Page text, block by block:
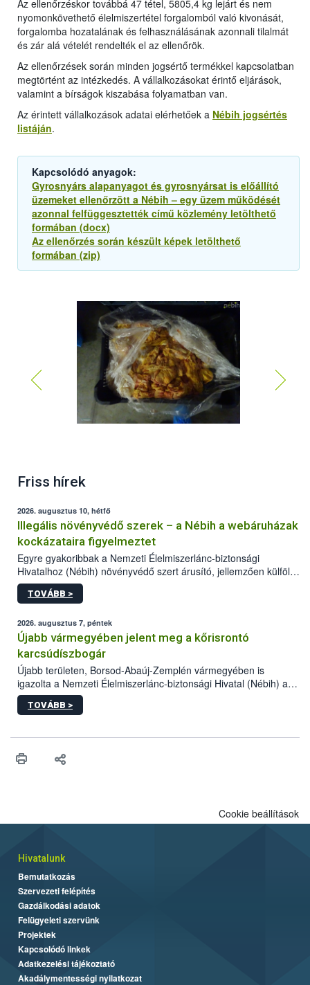
Az ellenőrzéskor továbbá 47 tétel, 5805,4 kg lejárt és nem
nyomonkövethető élelmiszertétel forgalomból való kivonását,
forgalomba hozatalának és felhasználásának azonnali tilalmát
és zár alá vételét rendelték el az ellenőrök.
Az ellenőrzések során minden jogsértő termékkel kapcsolatban
megtörtént az intézkedés. A vállalkozásokat érintő eljárások,
valamint a bírságok kiszabása folyamatban van.
Az érintett vállalkozások adatai elérhetőek a Nébih jogsértés
listáján.
Kapcsolódó anyagok:
Gyrosnyárs alapanyagot és gyrosnyársat is előállító
üzemeket ellenőrzött a Nébih – egy üzem működését
azonnal felfüggesztették című közlemény letölthető
formában (docx)
Az ellenőrzés során készült képek letölthető
formában (zip)
Friss hírek
2026. augusztus 10, hétfő
Illegális növényvédő szerek – a Nébih a webáruházak
kockázataira figyelmeztet
Egyre gyakoribbak a Nemzeti Élelmiszerlánc-biztonsági
Hivatalhoz (Nébih) növényvédő szert árusító, jellemzően külföldi
honlapok kapcsán érkező bejelentések. Emellett az ilyen
termékeket kínáló kéretlen online reklámok mennyisége is
összegyűjtötte az illegális növényvédő szerek kapcsán
előforduló árulkodó jeleket, valamint a webáruházakból való
vásárlás kockázatait.
TOVÁBB >
2026. augusztus 7, péntek
Újabb vármegyében jelent meg a kőrisrontó
karcsúdíszbogár
Újabb területen, Borsod-Abaúj-Zemplén vármegyében is
igazolta a Nemzeti Élelmiszerlánc-biztonsági Hivatal (Nébih) a
kőrisrontó karcsúdíszbogár (Agrilus planipennis) jelenlétét. A
kártevőt nem csak színcsapdában találták meg, de már fertőzött
az intenzív felderítést, emellett az intézkedéseket a szlovák
TOVÁBB >
Cookie beállítások
Hivatalunk
Bemutatkozás
Szervezeti felépítés
Gazdálkodási adatok
Felügyeleti szervünk
Projektek
Kapcsolódó linkek
Adatkezelési tájékoztató
Akadálymentességi nyilatkozat